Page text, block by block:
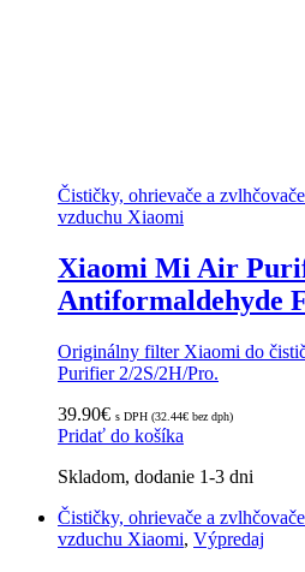
Čističky, ohrievače a
vzduchu Xiaomi
Xiaomi Mi Air
Antiformaldehyde
Originálny filter Xiaomi do
Purifier 2/2S/2H/Pro.
39.90€ s DPH (32.44€ bez dph)
Pridať do košíka
Skladom, dodanie 1-3 dni
Čističky, ohrievače a
vzduchu Xiaomi, Výpredaj